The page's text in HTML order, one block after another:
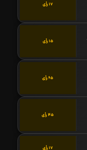
17 رأی
15 رأی
65 رأی
45 رأی
17 رأی